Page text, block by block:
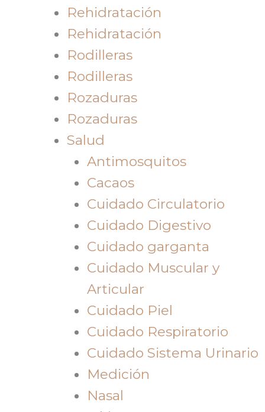
Rehidratación
Rehidratación
Rodilleras
Rodilleras
Rozaduras
Rozaduras
Salud
Antimosquitos
Cacaos
Cuidado Circulatorio
Cuidado Digestivo
Cuidado garganta
Cuidado Muscular y
Articular
Cuidado Piel
Cuidado Respiratorio
Cuidado Sistema Urinario
Medición
Nasal